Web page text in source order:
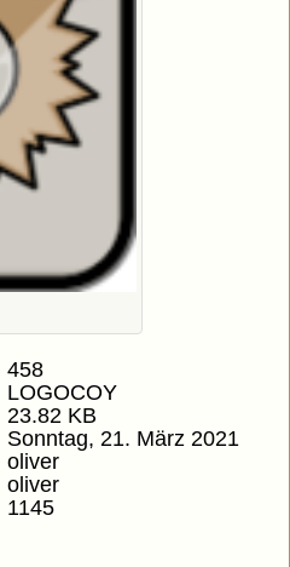
458
LOGOCOY
23.82 KB
Sonntag, 21. März 2021
oliver
oliver
1145